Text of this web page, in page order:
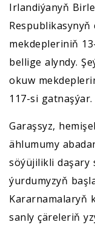
Irlandiýanyň
mekdepleriniň
bellige alyndy.
okuw
117-si gatnaşýar.
Garaşsyz,
ählumumy
söýüjilikli daşary
ýurdumyzyň
Kararnamalaryň
sanly çäreleriň